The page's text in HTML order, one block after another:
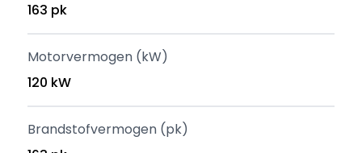
163 pk
Motorvermogen (kW)
120 kW
Brandstofvermogen (pk)